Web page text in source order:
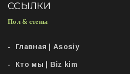
ССЫЛКИ
Пол & стены
Главная | Asosiy
Кто мы | Biz kim